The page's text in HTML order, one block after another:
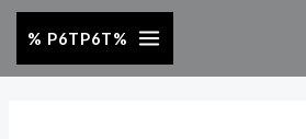
%P6TP6T %